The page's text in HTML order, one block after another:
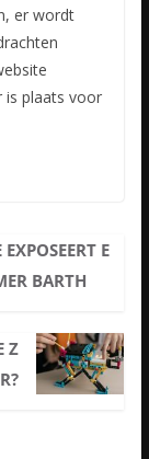
er wordt
is plaats voor
E
BARTH
Z